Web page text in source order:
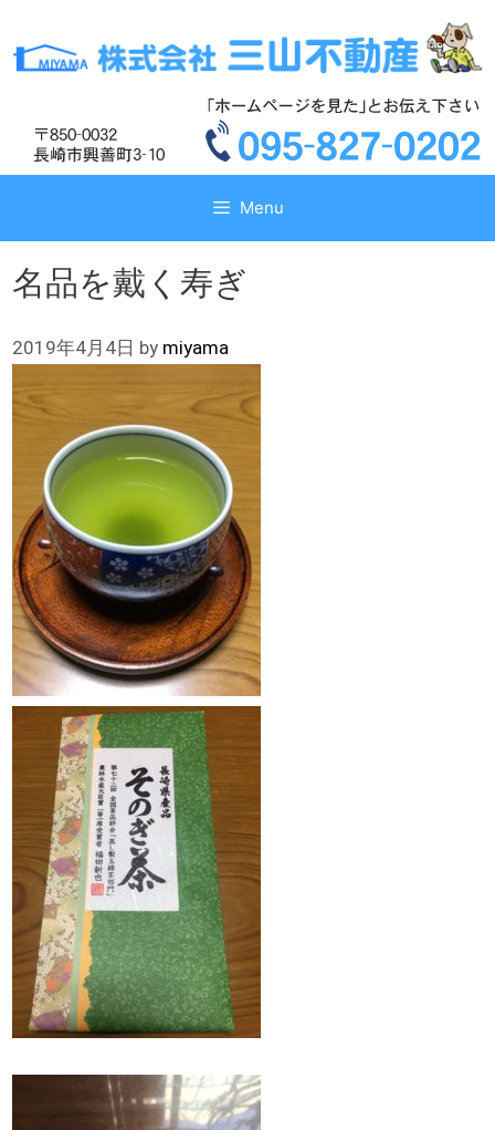
テ
ス
テ
ス
Menu
名品を戴く寿ぎ
2019年4月4日 by miyama